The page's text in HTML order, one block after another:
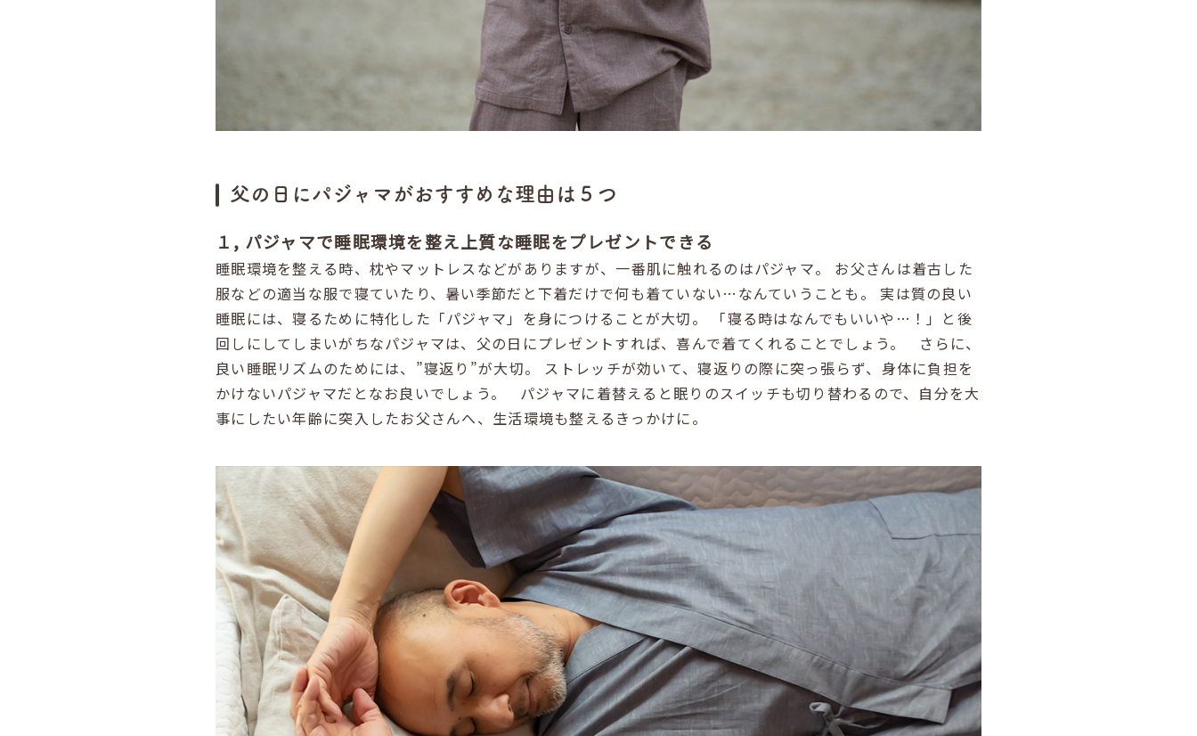
父の日にパジャマがおすすめな理由は５つ
１, パジャマで睡眠環境を整え上質な睡眠をプレゼントできる
睡眠環境を整える時、枕やマットレスなどがありますが、一番肌に触れるのはパジャマ。
お父さんは着古した
服などの適当な服で寝ていたり、暑い季節だと下着だけで何も着ていない…なんていうことも。
実は質の良い
睡眠には、寝るために特化した「パジャマ」を身につけることが大切。
「寝る時はなんでもいいや…！」と後
回しにしてしまいがちなパジャマは、父の日にプレゼントすれば、喜んで着てくれることでしょう。
さらに、
良い睡眠リズムのためには、”寝返り”が大切。
ストレッチが効いて、寝返りの際に突っ張らず、身体に負担を
かけないパジャマだとなお良いでしょう。
パジャマに着替えると眠りのスイッチも切り替わるので、自分を大
事にしたい年齢に突入したお父さんへ、生活環境も整えるきっかけに。